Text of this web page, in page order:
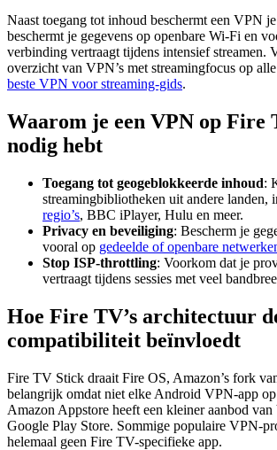
Naast toegang tot inhoud beschermt een VPN
beschermt je gegevens op openbare Wi-Fi en
verbinding vertraagt tijdens intensief streamen.
overzicht van VPN’s met streamingfocus op
beste VPN voor streaming-gids.
Waarom je een VPN op Fire
nodig hebt
Toegang tot geogeblokkeerde inhoud:
streamingbibliotheken uit andere landen,
regio’s, BBC iPlayer, Hulu en meer.
Privacy en beveiliging: Bescherm je
vooral op gedeelde of openbare
Stop ISP-throttling: Voorkom dat je
vertraagt tijdens sessies met veel
Hoe Fire TV’s architectuur
compatibiliteit beïnvloedt
Fire TV Stick draait Fire OS, Amazon’s fork
belangrijk omdat niet elke Android VPN-app
Amazon Appstore heeft een kleiner aanbod
Google Play Store. Sommige populaire VPN-
helemaal geen Fire TV-specifieke app.